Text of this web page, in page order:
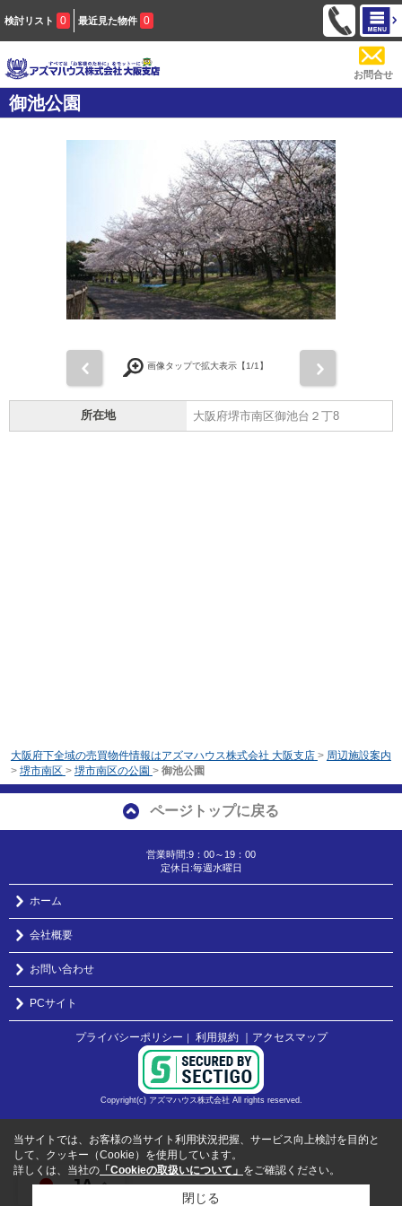
JA
検討リスト 0 最近見た物件 0
お問合せ
御池公園
画像タップで拡大表示【1/1】
所在地 大阪府堺市南区御池台２丁8
大阪府下全域の売買物件情報はアズマハウス株式会社 大阪支店 > 周辺施設案内
> 堺市南区 > 堺市南区の公園 > 御池公園
ページトップに戻る
営業時間:9：00～19：00
定休日:毎週水曜日
ホーム
会社概要
お問い合わせ
PCサイト
プライバシーポリシー ｜ 利用規約 ｜アクセスマップ
Copyright(c) アズマハウス株式会社 All rights reserved.
当サイトでは、お客様の当サイト利用状況把握、サービス向上検討を目的と
して、クッキー（Cookie）を使用しています。
詳しくは、当社の 「Cookieの取扱いについて」 をご確認ください。
閉じる